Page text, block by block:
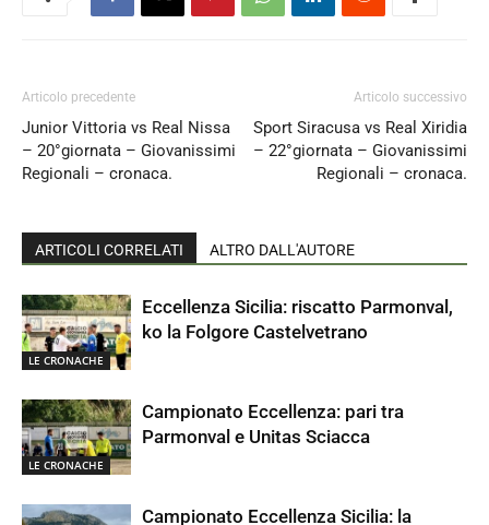
Articolo precedente
Junior Vittoria vs Real Nissa
– 20°giornata – Giovanissimi
Regionali – cronaca.
Articolo successivo
Sport Siracusa vs Real Xiridia
– 22°giornata – Giovanissimi
Regionali – cronaca.
ARTICOLI CORRELATI ALTRO DALL'AUTORE
LE CRONACHE
Eccellenza Sicilia: riscatto Parmonval,
ko la Folgore Castelvetrano
LE CRONACHE
Campionato Eccellenza: pari tra
Parmonval e Unitas Sciacca
Campionato Eccellenza Sicilia: la